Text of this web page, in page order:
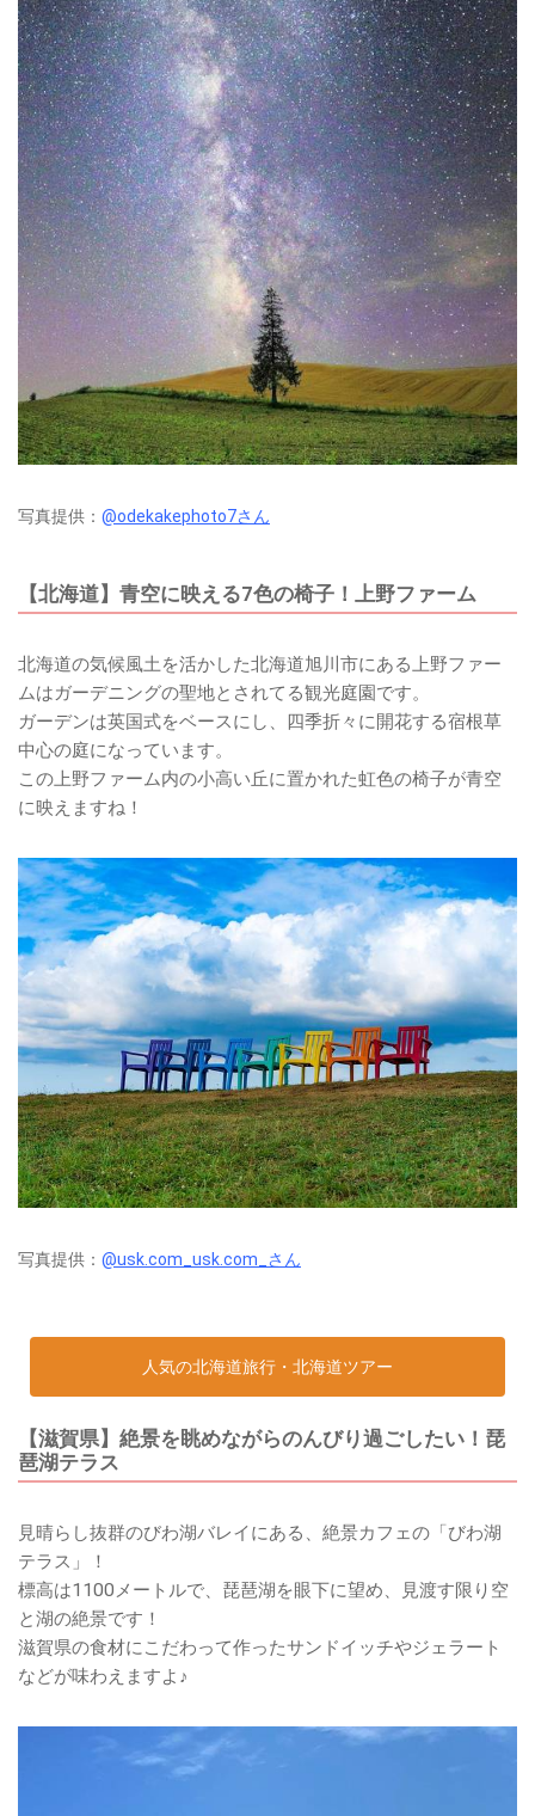
写真提供： @odekakephoto7さん
【北海道】青空に映える7色の椅子！上野ファーム
北海道の気候風土を活かした北海道旭川市にある上野ファー
ムはガーデニングの聖地とされてる観光庭園です。
ガーデンは英国式をベースにし、四季折々に開花する宿根草
中心の庭になっています。
この上野ファーム内の小高い丘に置かれた虹色の椅子が青空
に映えますね！
写真提供： @usk.com_usk.com_さん
人気の北海道旅行・北海道ツアー
【滋賀県】絶景を眺めながらのんびり過ごしたい！琵
琶湖テラス
見晴らし抜群のびわ湖バレイにある、絶景カフェの「びわ湖
テラス」！
標高は1100メートルで、琵琶湖を眼下に望め、見渡す限り空
と湖の絶景です！
滋賀県の食材にこだわって作ったサンドイッチやジェラート
などが味わえますよ♪